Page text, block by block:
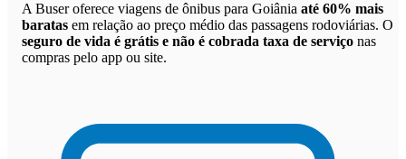
A Buser oferece viagens de ônibus para Goiânia até 60% mais
baratas em relação ao preço médio das passagens rodoviárias. O
seguro de vida é grátis e não é cobrada taxa de serviço nas
compras pelo app ou site.